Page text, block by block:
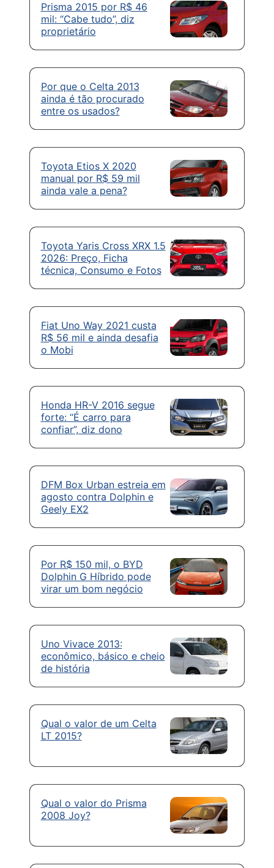
Prisma 2015 por R$ 46
mil: “Cabe tudo”, diz
proprietário
Por que o Celta 2013
ainda é tão procurado
entre os usados?
Toyota Etios X 2020
manual por R$ 59 mil
ainda vale a pena?
Toyota Yaris Cross XRX 1.5
2026: Preço, Ficha
técnica, Consumo e Fotos
Fiat Uno Way 2021 custa
R$ 56 mil e ainda desafia
o Mobi
Honda HR-V 2016 segue
forte: “É carro para
confiar”, diz dono
DFM Box Urban estreia em
agosto contra Dolphin e
Geely EX2
Por R$ 150 mil, o BYD
Dolphin G Híbrido pode
virar um bom negócio
Uno Vivace 2013:
econômico, básico e cheio
de história
Qual o valor de um Celta
LT 2015?
Qual o valor do Prisma
2008 Joy?